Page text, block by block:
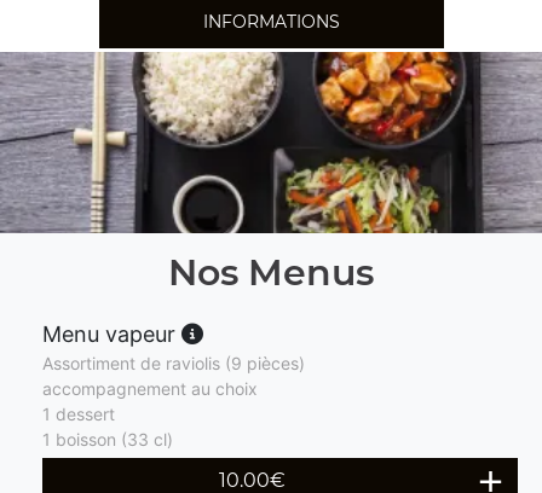
INFORMATIONS
Nos Menus
Menu vapeur
Assortiment de raviolis (9 pièces)
accompagnement au choix
1 dessert
1 boisson (33 cl)
10.00€